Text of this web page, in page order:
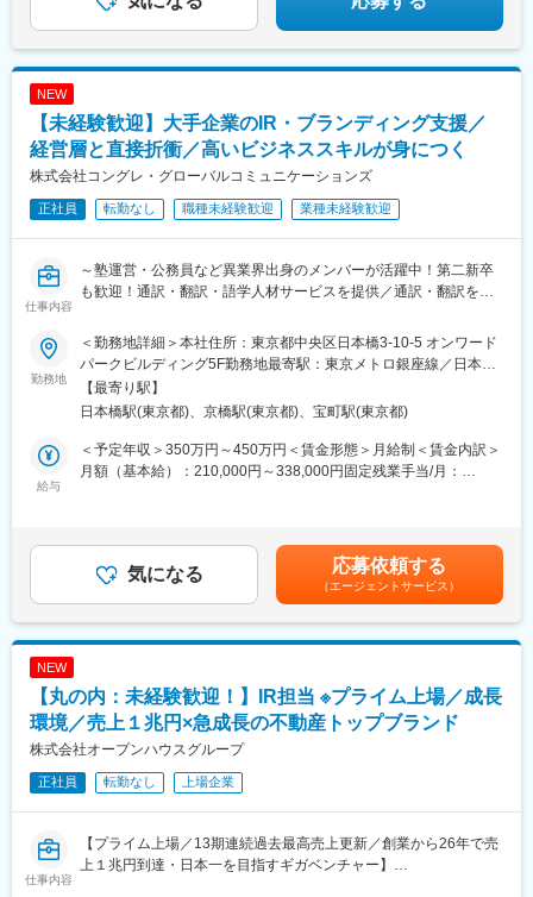
NEW
【未経験歓迎】大手企業のIR・ブランディング支援／
経営層と直接折衝／高いビジネススキルが身につく
株式会社コングレ・グローバルコミュニケーションズ
正社員 転勤なし 職種未経験歓迎 業種未経験歓迎
仕事内容
～塾運営・公務員など異業界出身のメンバーが活躍中！第二新卒
も歓迎！通訳・翻訳・語学人材サービスを提供／通訳・翻訳を通
＝求人のポイント＝
◆時価総額3,000億円を超えるグローバル企業の社長とのやり取り
などもあり、高いビジネススキルが身につく
◆マニュアルや機会はあるため、能動的に学ぶ意欲のある方には
様々な挑戦機会がある環境
◆ご自身の頑張りが評価に反映される仕組み
し、その企業価値を上げるためにIR・企業ブランディングのコン
サル・編集ディレクターをご担当頂きます。顧客の経営層と対峙
しながら顧客の魅力や価値を可視化させ、全世界のステークホル
・企業ブランディング支援（企業PR映像/コーポレートサイト構築
他）のための顧客ヒアリング
・制作パートナーへのディレクション業務全般（案件納期：約9ヶ
月程度）
・他書類作成や顧客対応など
OJTにて業務に慣れて頂きます。既存のプロジェクトにサポート
としてはいっていただき、現場を見て一連の流れについて吸収し
勤務地
＜勤務地詳細＞本社住所：東京都中央区日本橋3-10-5 オンワード
パークビルディング5F勤務地最寄駅：東京メトロ銀座線／日本橋
駅受動喫煙対策：敷地内喫煙可能場所あり変更の範囲：会社の定
める事業所
【最寄り駅】
日本橋駅(東京都)、京橋駅(東京都)、宝町駅(東京都)
給与
＜予定年収＞350万円～450万円＜賃金形態＞月給制＜賃金内訳＞
月額（基本給）：210,000円～338,000円固定残業手当/月：
やスキルを考慮して決定します※上記「その他固定手当」：特別手
当■昇給：年1回（4月）■賞与実績：年2回（7月・12月）賃金はあ
くまでも目安の金額であり、選考を通じて上下する可能性があり
ます。月給(月額)は固定手当を含めた表記です。
気になる 応募依頼する
（エージェントサービス）
NEW
【丸の内：未経験歓迎！】IR担当 ※プライム上場／成長
環境／売上１兆円×急成長の不動産トップブランド
株式会社オープンハウスグループ
正社員 転勤なし 上場企業
仕事内容
【プライム上場／13期連続過去最高売上更新／創業から26年で売
上１兆円到達・日本一を目指すギガベンチャー】